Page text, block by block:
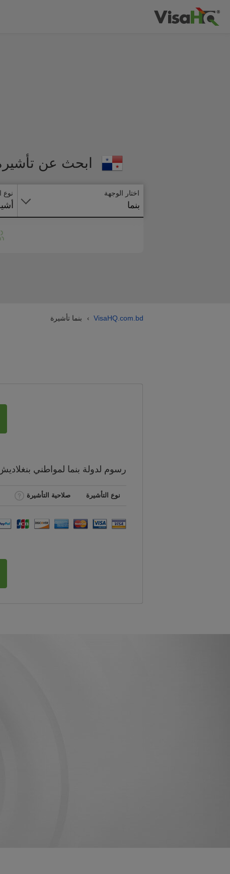
ابحث عن
اختار الوجهة
بنما
نوع
VisaHQ.com.bd
› بنما تأشيرة
رسوم لدولة بنما لمواطني
نوع التأشيرة صلاحية التأشيرة